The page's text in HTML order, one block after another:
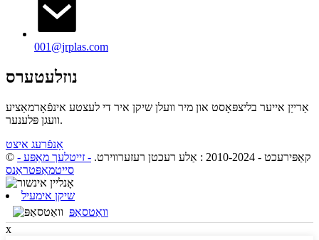
001@jrplas.com
נוזלעטערס
אַרייַן אייער בליצפּאָסט און מיר וועלן שיקן איר די לעצטע אינפֿאָרמאַציע
וועגן פּלענער.
אָנפֿרעג איצט
© קאַפּירעכט - 2010-2024 : אַלע רעכטן רעזערווירט.
- זייטלעך מאַפּע -
סייטמאַפּטראַנס
שיקן אימעיל
וואַטסאַפּ
x